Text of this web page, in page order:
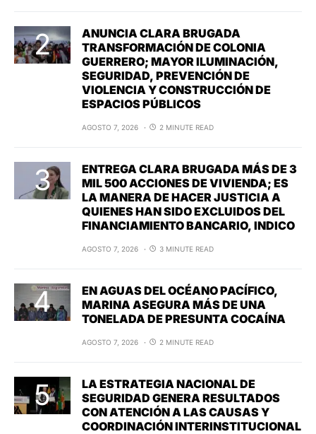
ANUNCIA CLARA BRUGADA
TRANSFORMACIÓN DE COLONIA
GUERRERO; MAYOR ILUMINACIÓN,
SEGURIDAD, PREVENCIÓN DE
VIOLENCIA Y CONSTRUCCIÓN DE
ESPACIOS PÚBLICOS
AGOSTO 7, 2026 2 MINUTE READ
ENTREGA CLARA BRUGADA MÁS DE 3
MIL 500 ACCIONES DE VIVIENDA; ES
LA MANERA DE HACER JUSTICIA A
QUIENES HAN SIDO EXCLUIDOS DEL
FINANCIAMIENTO BANCARIO, INDICO
AGOSTO 7, 2026 3 MINUTE READ
EN AGUAS DEL OCÉANO PACÍFICO,
MARINA ASEGURA MÁS DE UNA
TONELADA DE PRESUNTA COCAÍNA
AGOSTO 7, 2026 2 MINUTE READ
LA ESTRATEGIA NACIONAL DE
SEGURIDAD GENERA RESULTADOS
CON ATENCIÓN A LAS CAUSAS Y
COORDINACIÓN INTERINSTITUCIONAL